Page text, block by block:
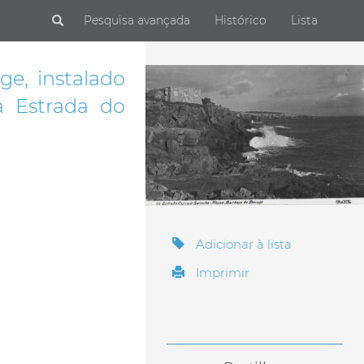
SubmitPesquisa avançada Histórico Lista
instalado
Estrada do
Adicionar à lista
Imprimir